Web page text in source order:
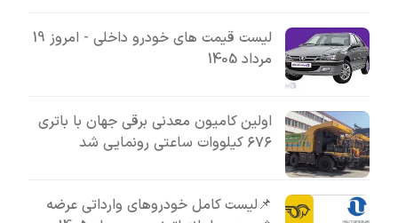
لیست قیمت های خودرو داخلی - امروز 19
مرداد 1405
اولین کامیون معدنی برقی جهان با باتری
۶۷۶ کیلووات ساعتی رونمایی شد
📌لیست کامل خودروهای وارداتی عرضه